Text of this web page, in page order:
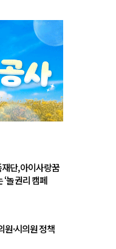
단, 아이사랑꿈
놀 권리 캠페
원·시의원 정책